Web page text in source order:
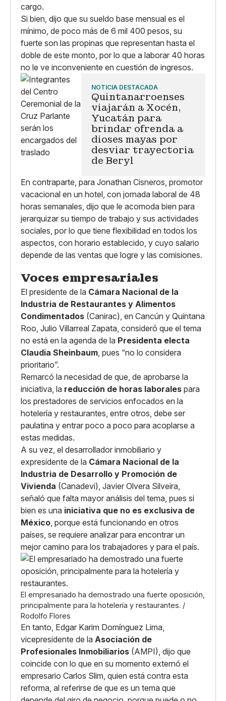
cargo.
Si bien, dijo que su sueldo base mensual es el
mínimo, de poco más de 6 mil 400 pesos, su
fuerte son las propinas que representan hasta el
doble de este monto, por lo que a laborar 40 horas
no le ve inconveniente en cuestión de ingresos.
NOTICIA DESTACADA
Quintanarroenses
viajarán a Xocén,
Yucatán para
brindar ofrenda a
dioses mayas por
desviar trayectoria
de Beryl
En contraparte, para Jonathan Cisneros, promotor
vacacional en un hotel, con jornada laboral de 48
horas semanales, dijo que le acomoda bien para
jerarquizar su tiempo de trabajo y sus actividades
sociales, por lo que tiene flexibilidad en todos los
aspectos, con horario establecido, y cuyo salario
depende de las ventas que logre y las comisiones.
Voces empresariales
El presidente de la Cámara Nacional de la
Industria de Restaurantes y Alimentos
Condimentados (Canirac), en Cancún y Quintana
Roo, Julio Villarreal Zapata, consideró que el tema
no está en la agenda de la Presidenta electa
Claudia Sheinbaum , pues “no lo considera
prioritario”.
Remarcó la necesidad de que, de aprobarse la
iniciativa, la reducción de horas laborales para
los prestadores de servicios enfocados en la
hotelería y restaurantes, entre otros, debe ser
paulatina y entrar poco a poco para acoplarse a
estas medidas.
A su vez, el desarrollador inmobiliario y
expresidente de la Cámara Nacional de la
Industria de Desarrollo y Promoción de
Vivienda (Canadevi), Javier Olvera Silveira,
señaló que falta mayor análisis del tema, pues si
bien es una iniciativa que no es exclusiva de
México , porque está funcionando en otros
países, se requiere analizar para encontrar un
mejor camino para los trabajadores y para el país.
El empresariado ha demostrado una fuerte oposición,
principalmente para la hotelería y restaurantes. /
Rodolfo Flores
En tanto, Edgar Karim Domínguez Lima,
vicepresidente de la Asociación de
Profesionales Inmobiliarios (AMPI), dijo que
coincide con lo que en su momento externó el
empresario Carlos Slim, quien está contra esta
reforma, al referirse de que es un tema que